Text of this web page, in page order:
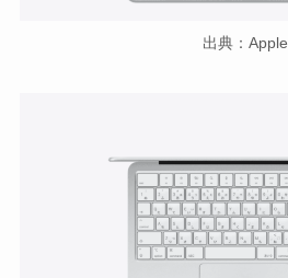
出典：Apple